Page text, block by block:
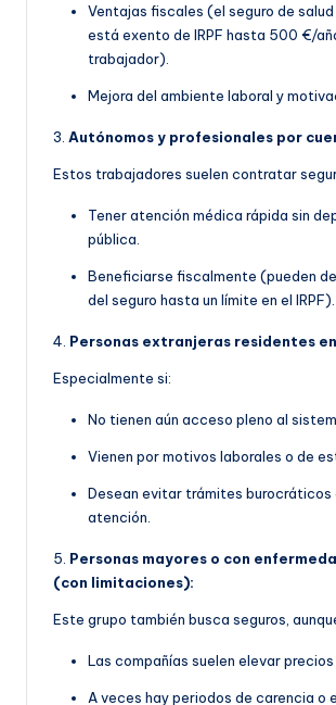
Ventajas fiscales (el seguro de
está exento de IRPF hasta 500 €/
trabajador).
Mejora del ambiente laboral y
3. Autónomos y profesionales por
Estos trabajadores suelen contratar
Tener atención médica rápida sin
pública.
Beneficiarse fiscalmente (pueden
del seguro hasta un límite en el IRPF).
4. Personas extranjeras residentes
Especialmente si:
No tienen aún acceso pleno al
Vienen por motivos laborales o de
Desean evitar trámites burocráticos
atención.
5. Personas mayores o con
(con limitaciones):
Este grupo también busca seguros,
Las compañías suelen elevar precios
A veces hay periodos de carencia o